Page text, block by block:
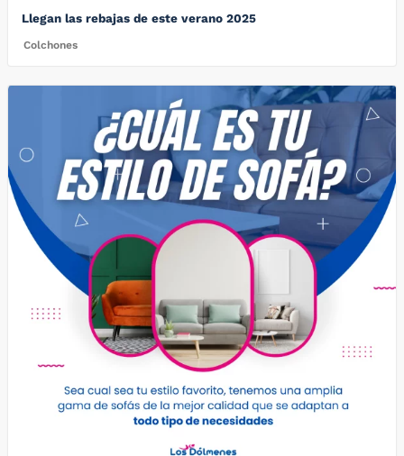
Llegan las rebajas de este verano 2025
Colchones